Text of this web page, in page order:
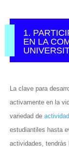
1.
EN LA
La clave para
activamente en la
variedad de
estudiantiles hasta
actividades, tendrás